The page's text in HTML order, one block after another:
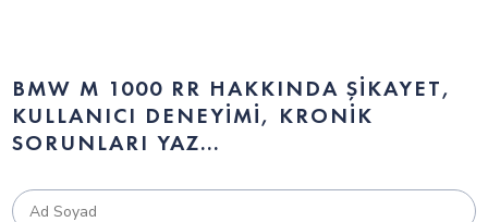
ABS Pro (Rain, Road, Dynamic olarak ayarlanabilir; Race ve
Standart donanım
BMW M 1000 RR HAKKINDA ŞIKAYET,
KULLANICI DENEYIMI, KRONIK
SORUNLARI YAZ...